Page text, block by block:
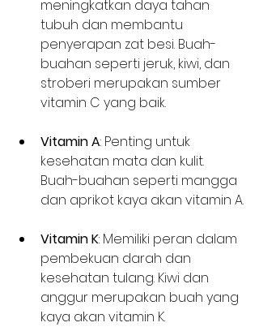
meningkatkan daya tahan
tubuh dan membantu
penyerapan zat besi. Buah-
buahan seperti jeruk, kiwi, dan
stroberi merupakan sumber
vitamin C yang baik.
Vitamin A: Penting untuk
kesehatan mata dan kulit.
Buah-buahan seperti mangga
dan aprikot kaya akan vitamin A.
Vitamin K: Memiliki peran dalam
pembekuan darah dan
kesehatan tulang. Kiwi dan
anggur merupakan buah yang
kaya akan vitamin K.